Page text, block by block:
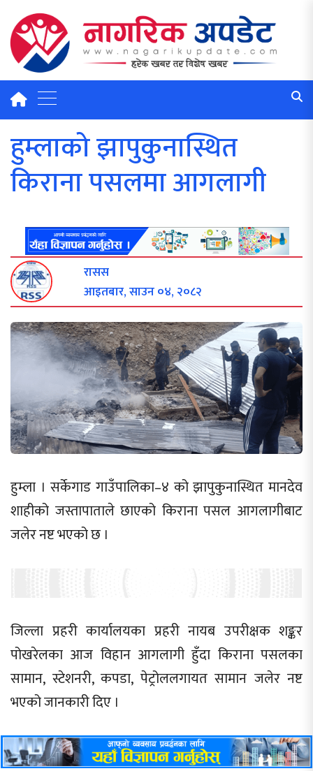
हुम्लाको झापुकुनास्थित
किराना पसलमा आगलागी
रासस
आइतबार, साउन ०४, २०८२
हुम्ला । सर्केगाड गाउँपालिका–४ को झापुकुनास्थित मानदेव
शाहीको जस्तापाताले छाएको किराना पसल आगलागीबाट
जलेर नष्ट भएको छ ।
जिल्ला प्रहरी कार्यालयका प्रहरी नायब उपरीक्षक शङ्कर
पोखरेलका आज विहान आगलागी हुँदा किराना पसलका
सामान, स्टेशनरी, कपडा, पेट्रोललगायत सामान जलेर नष्ट
भएको जानकारी दिए ।